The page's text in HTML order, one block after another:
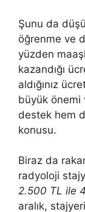
Şunu da
öğrenme ve
yüzden
kazandığı
aldığınız
büyük önemi
destek hem
konusu.
Biraz da
radyoloji
2.500 TL ile
aralık,